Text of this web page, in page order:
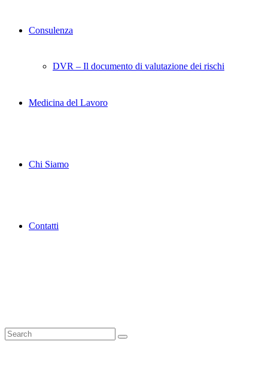
Consulenza
DVR – Il documento di valutazione dei rischi
Medicina del Lavoro
Chi Siamo
Contatti